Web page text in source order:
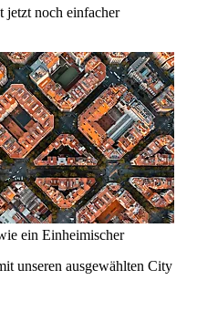
jetzt noch einfacher
ein Einheimischer
unseren ausgewählten City